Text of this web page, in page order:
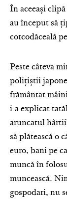
În aceeași
au început să
cotcodăceală
Peste câteva
polițiștii
frământat
i-a explicat
aruncatul
să plătească o
euro, bani pe
muncă în
muncească.
gospodari, nu